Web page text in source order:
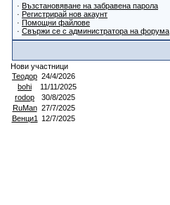
·Възстановяване на забравена парола
·Регистрирай нов акаунт
·Помощни файлове
·Свържи се с администратора на форума
Нови участници
Теодор 24/4/2026
bohi
11/11/2025
rodop
30/8/2025
RuMan 27/7/2025
Венци1
12/7/2025